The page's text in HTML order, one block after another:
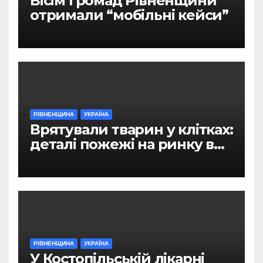
отримали “мобільні кейси”
РІВНЕНЩИНА УКРАЇНА
Врятували тварин у клітках:
деталі пожежі на ринку в
РІВНЕНЩИНА УКРАЇНА
У Костопільській лікарні